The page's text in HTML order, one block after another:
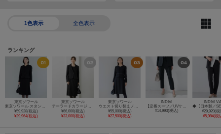
1色表示 全色表示
ランキング
東京ソワール
東京ソワール スタンドカラージャケット＆前開きファスナーワンピース 2点セット 【喪服・礼服・ブラックフォーマル】
¥59,928(税込)
¥29,964(税込)
東京ソワール
テーラードカラージャケット＋2ピース風前開きワンピース【喪服・礼服・ブラックフォーマル】
¥66,000(税込)
¥33,000(税込)
東京ソワール
ウエスト切り替えノーカラージャケット＋前開きワンピース アンサンブル【喪服・礼服・ブラックフォーマル】
¥55,000(税込)
¥27,500(税込)
INDIVI
【定番スーツ／UVケア／洗える】ウール調タックテーパードパンツ
¥14,993(税込)
INDIVI
¥29,920(税
¥5,984(税